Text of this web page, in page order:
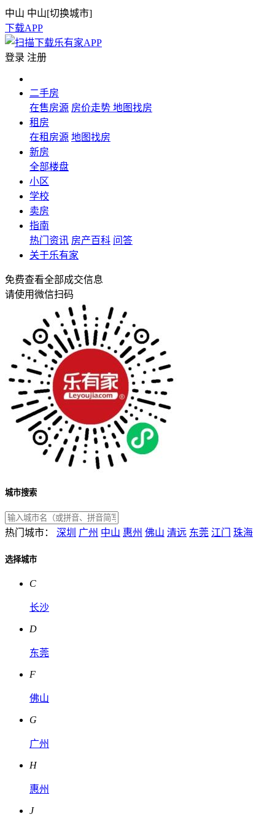
中山 中山[切换城市]
下载APP
登录 注册
二手房
在售房源 房价走势 地图找房
租房
在租房源 地图找房
新房
全部楼盘
小区
学校
卖房
指南
热门资讯 房产百科 问答
关于乐有家
免费查看全部成交信息
请使用微信扫码
城市搜索
热门城市： 深圳 广州 中山 惠州 佛山 清远 东莞 江门 珠海
选择城市
C
长沙
D
东莞
F
佛山
G
广州
H
惠州
J